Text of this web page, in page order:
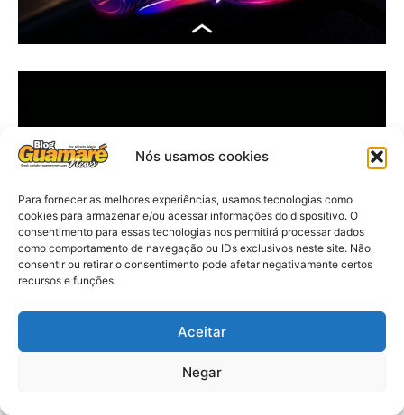
Nós usamos cookies
Para fornecer as melhores experiências, usamos tecnologias como
cookies para armazenar e/ou acessar informações do dispositivo. O
consentimento para essas tecnologias nos permitirá processar dados
como comportamento de navegação ou IDs exclusivos neste site. Não
consentir ou retirar o consentimento pode afetar negativamente certos
recursos e funções.
Aceitar
Negar